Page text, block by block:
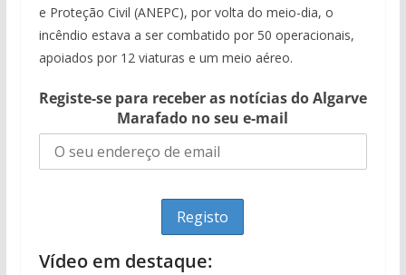
e Proteção Civil (ANEPC), por volta do meio-dia, o
incêndio estava a ser combatido por 50 operacionais,
apoiados por 12 viaturas e um meio aéreo.
Registe-se para receber as notícias do Algarve
Marafado no seu e-mail
Vídeo em destaque: